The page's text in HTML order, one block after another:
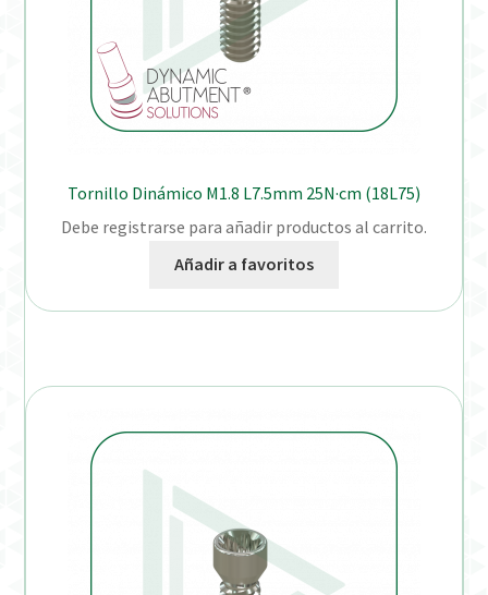
Tornillo Dinámico M1.8 L7.5mm 25N·cm (18L75)
Debe registrarse para añadir productos al carrito.
Añadir a favoritos